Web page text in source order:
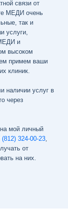
связи от
МЕДИ очень
так и
услуги,
и
высоком
примем ваши
клиник.
наличии услуг в
через
мой личный
(812) 324-00-23,
от
на них.